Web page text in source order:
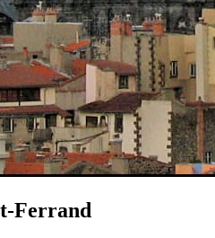
Ferrand